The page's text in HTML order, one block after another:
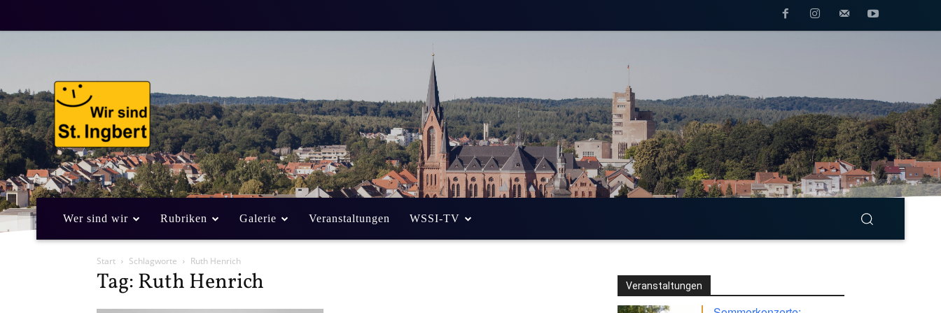
Wer sind wir Rubriken Galerie Veranstaltungen WSSI-TV
Start Schlagworte Ruth Henrich
Tag: Ruth Henrich Veranstaltungen